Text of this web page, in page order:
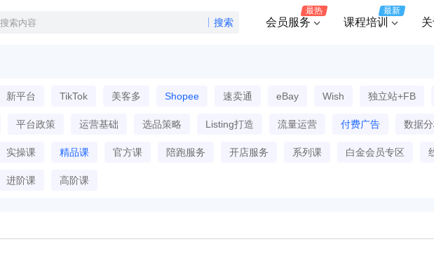
搜索 会员服务
最热
课程培训
最新
新平台 TikTok 美客多 Shopee 速卖通 eBay Wish 独立站+FB
平台政策 运营基础 选品策略 Listing打造 流量运营 付费广告 数据
实操课 精品课 官方课 陪跑服务 开店服务 系列课 白金会员专区
进阶课 高阶课